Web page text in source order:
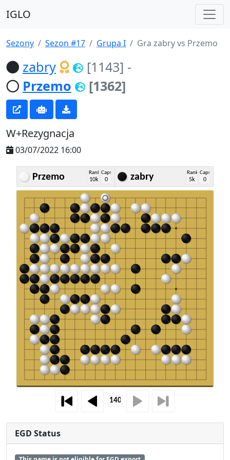
IGLO
Sezony Sezon #17 Grupa I Gra zabry vs Przemo
zabry [1143] -
Przemo
[1362]
W+Rezygnacja
03/07/2022 16:00
Przemo Rank
10k
Caps
0 zabry Rank
5k
Caps
0
EGD Status